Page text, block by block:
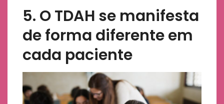
5. O TDAH se manifesta
de forma diferente em
cada paciente